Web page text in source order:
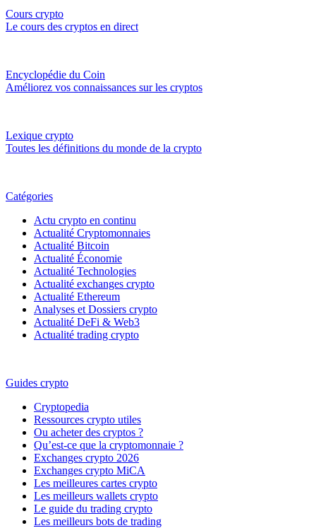
Cours crypto
Le cours des cryptos en direct
Encyclopédie du Coin
Améliorez vos connaissances sur les cryptos
Lexique crypto
Toutes les définitions du monde de la crypto
Catégories
Actu crypto en continu
Actualité Cryptomonnaies
Actualité Bitcoin
Actualité Économie
Actualité Technologies
Actualité exchanges crypto
Actualité Ethereum
Analyses et Dossiers crypto
Actualité DeFi & Web3
Actualité trading crypto
Guides crypto
Cryptopedia
Ressources crypto utiles
Ou acheter des cryptos ?
Qu’est-ce que la cryptomonnaie ?
Exchanges crypto 2026
Exchanges crypto MiCA
Les meilleures cartes crypto
Les meilleurs wallets crypto
Le guide du trading crypto
Les meilleurs bots de trading